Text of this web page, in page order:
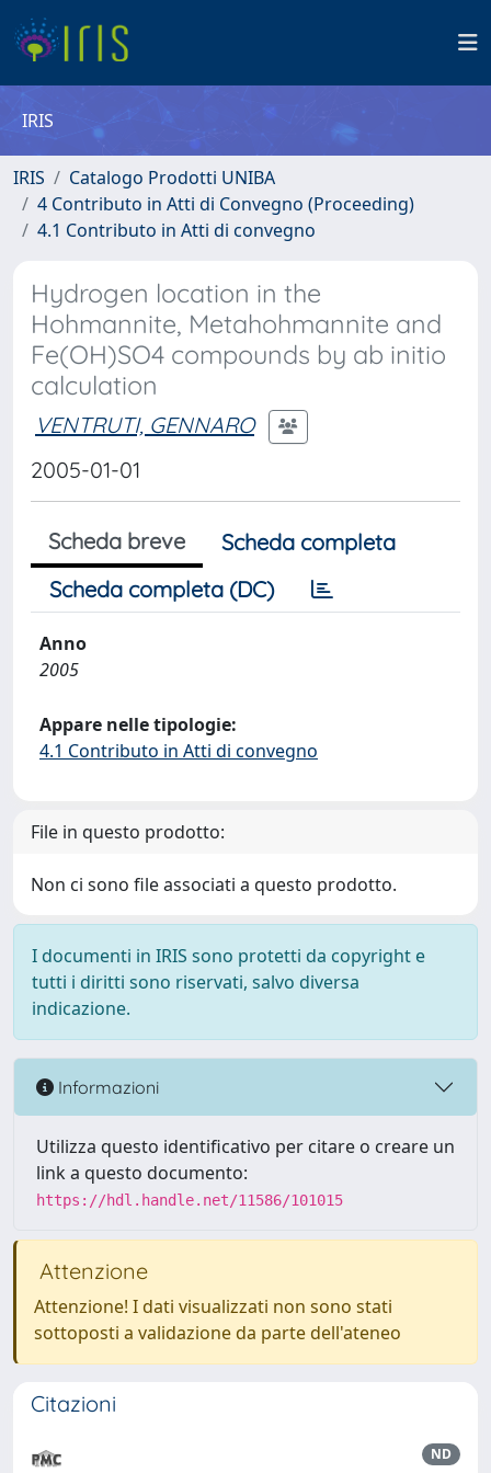
IRIS
IRIS
Catalogo Prodotti UNIBA
4 Contributo in Atti di Convegno (Proceeding)
4.1 Contributo in Atti di convegno
Hydrogen location in the
Hohmannite, Metahohmannite and
Fe(OH)SO4 compounds by ab initio
calculation
VENTRUTI, GENNARO
2005-01-01
Scheda breve
Scheda completa
Scheda completa (DC)
Anno
2005
Appare nelle tipologie:
4.1 Contributo in Atti di convegno
File in questo prodotto:
Non ci sono file associati a questo prodotto.
I documenti in IRIS sono protetti da copyright e
tutti i diritti sono riservati, salvo diversa
indicazione.
Informazioni
Utilizza questo identificativo per citare o creare un
link a questo documento:
https://hdl.handle.net/11586/101015
Attenzione
Attenzione! I dati visualizzati non sono stati
sottoposti a validazione da parte dell'ateneo
Citazioni
ND